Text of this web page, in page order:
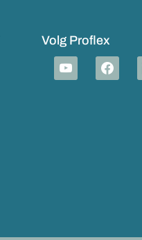
Volg Proflex
youtube facebook